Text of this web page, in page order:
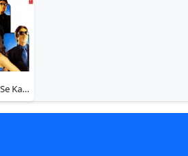
Hum Kisi Se Kam Nahin